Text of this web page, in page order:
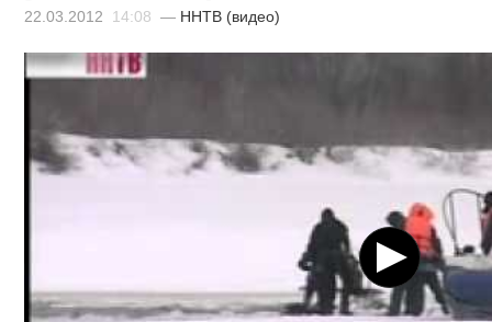
22.03.2012 14:08 — ННТВ (видео)